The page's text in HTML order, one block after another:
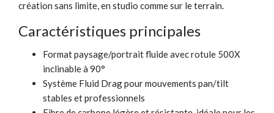
création sans limite, en studio comme sur le terrain.
Caractéristiques principales
Format paysage/portrait fluide avec rotule 500X
inclinable à 90°
Système Fluid Drag pour mouvements pan/tilt
stables et professionnels